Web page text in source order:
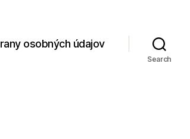
osobných údajov
Search